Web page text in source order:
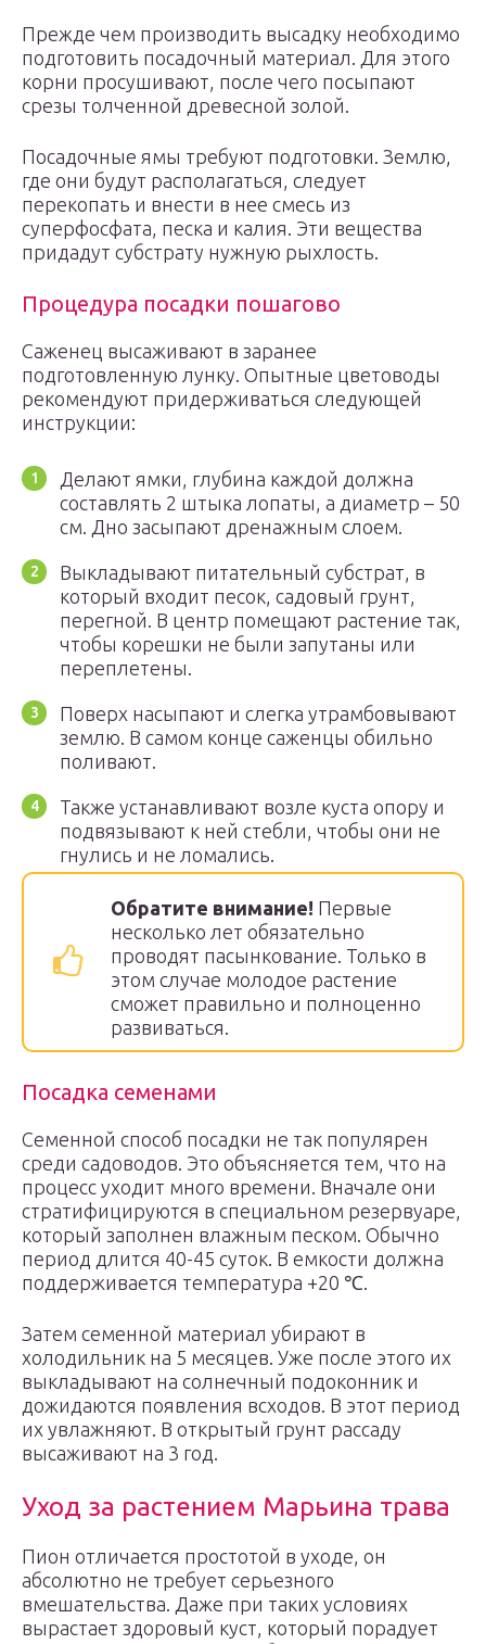
Прежде чем производить высадку необходимо
подготовить посадочный материал. Для этого
корни просушивают, после чего посыпают
срезы толченной древесной золой.
Посадочные ямы требуют подготовки. Землю,
где они будут располагаться, следует
перекопать и внести в нее смесь из
суперфосфата, песка и калия. Эти вещества
придадут субстрату нужную рыхлость.
Процедура посадки пошагово
Саженец высаживают в заранее
подготовленную лунку. Опытные цветоводы
рекомендуют придерживаться следующей
инструкции:
Делают ямки, глубина каждой должна
составлять 2 штыка лопаты, а диаметр – 50
см. Дно засыпают дренажным слоем.
Выкладывают питательный субстрат, в
который входит песок, садовый грунт,
перегной. В центр помещают растение так,
чтобы корешки не были запутаны или
переплетены.
Поверх насыпают и слегка утрамбовывают
землю. В самом конце саженцы обильно
поливают.
Также устанавливают возле куста опору и
подвязывают к ней стебли, чтобы они не
гнулись и не ломались.
Обратите внимание! Первые
несколько лет обязательно
проводят пасынкование. Только в
этом случае молодое растение
сможет правильно и полноценно
развиваться.
Посадка семенами
Семенной способ посадки не так популярен
среди садоводов. Это объясняется тем, что на
процесс уходит много времени. Вначале они
стратифицируются в специальном резервуаре,
который заполнен влажным песком. Обычно
период длится 40-45 суток. В емкости должна
поддерживается температура +20 ℃.
Затем семенной материал убирают в
холодильник на 5 месяцев. Уже после этого их
выкладывают на солнечный подоконник и
дожидаются появления всходов. В этот период
их увлажняют. В открытый грунт рассаду
высаживают на 3 год.
Уход за растением Марьина трава
Пион отличается простотой в уходе, он
абсолютно не требует серьезного
вмешательства. Даже при таких условиях
вырастает здоровый куст, который порадует